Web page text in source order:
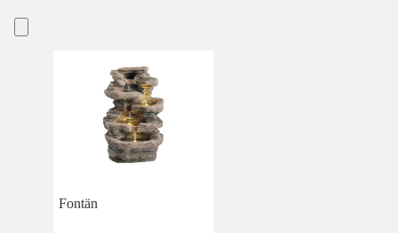
Fontän